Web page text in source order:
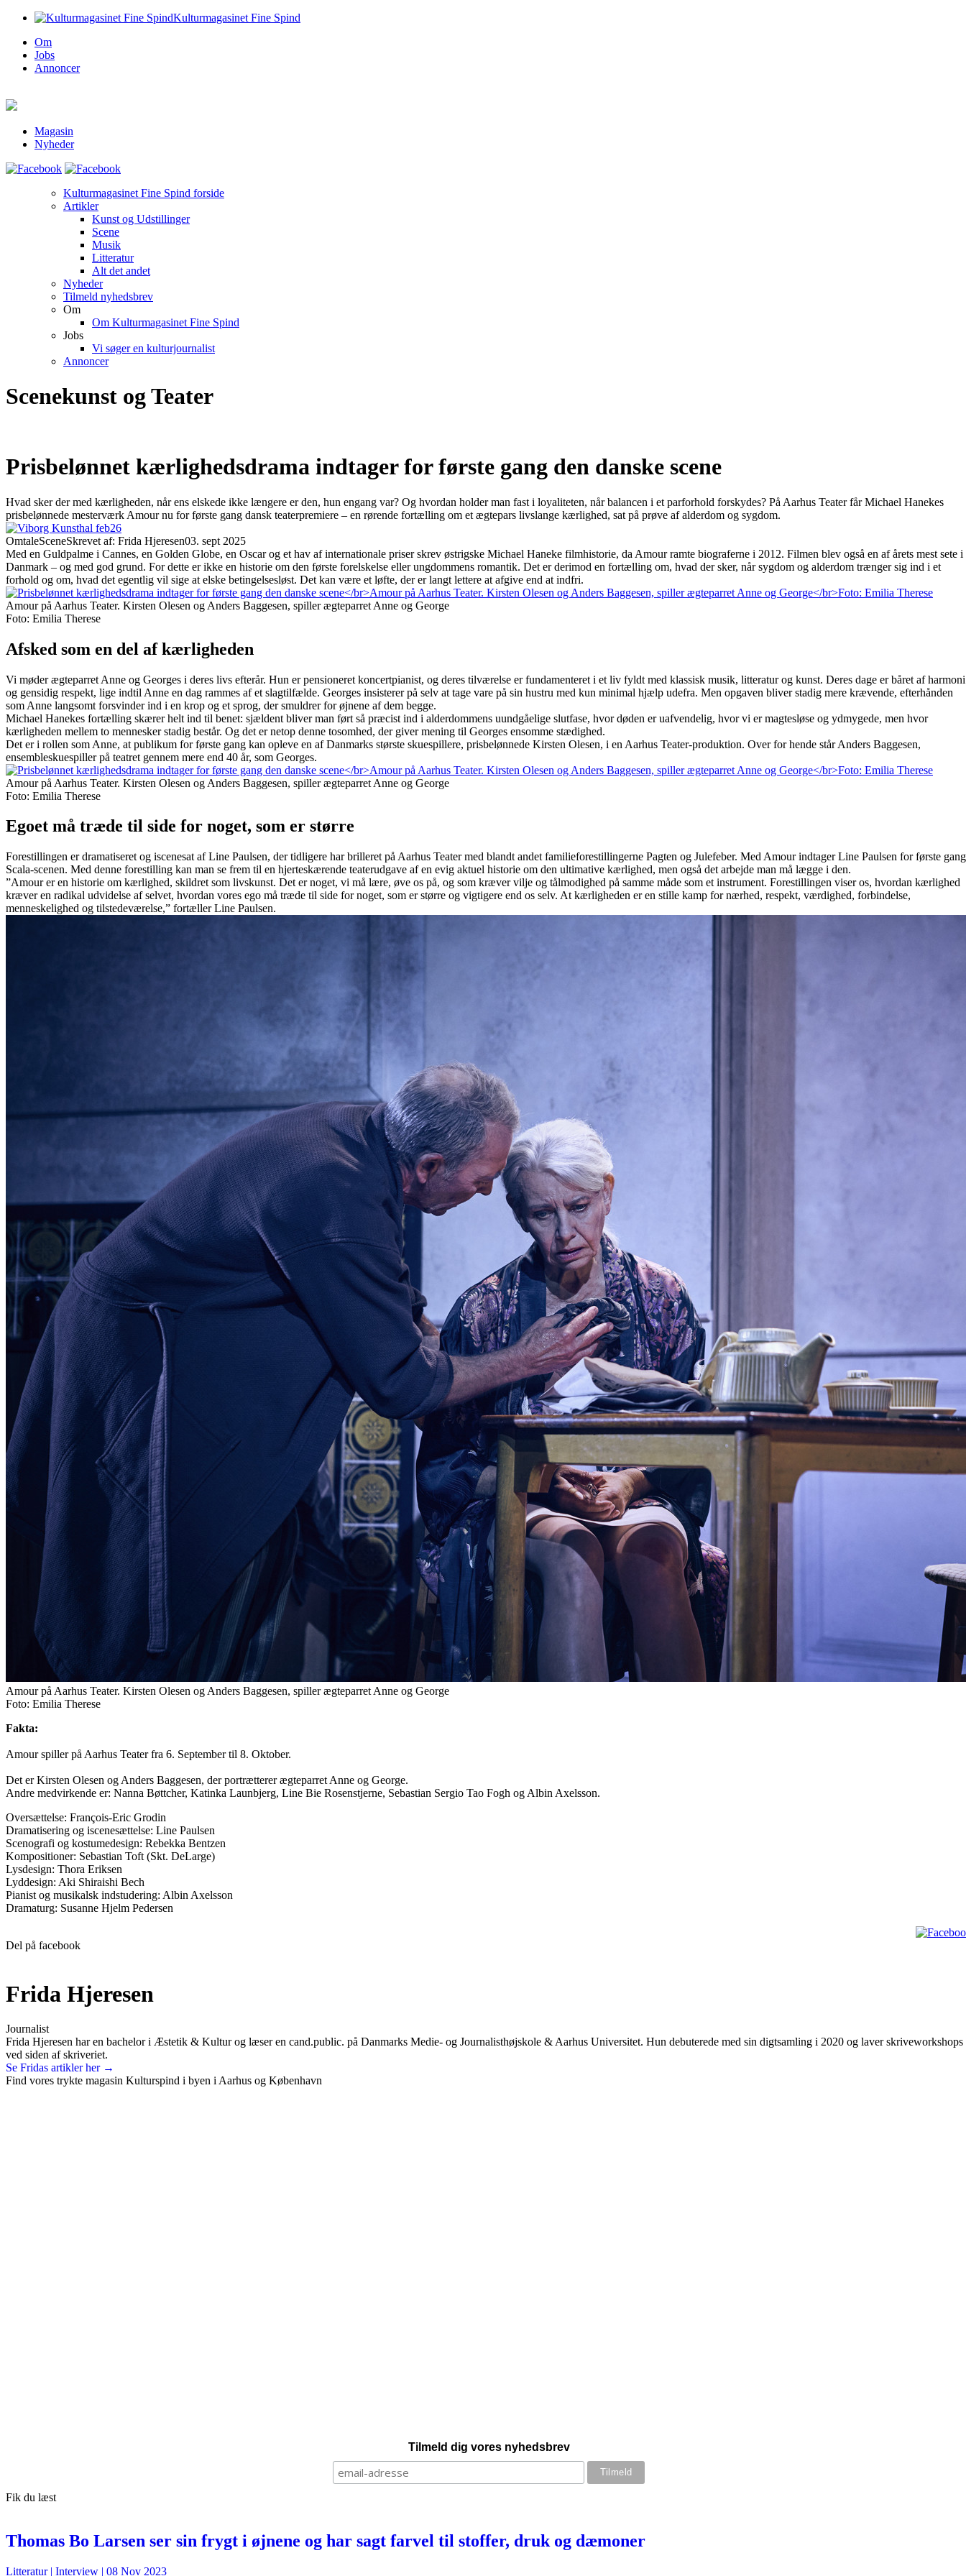
Kulturmagasinet Fine Spind
Om
Jobs
Annoncer
Magasin
Nyheder
Kulturmagasinet Fine Spind forside
Artikler
Kunst og Udstillinger
Scene
Musik
Litteratur
Alt det andet
Nyheder
Tilmeld nyhedsbrev
Om
Om Kulturmagasinet Fine Spind
Jobs
Vi søger en kulturjournalist
Annoncer
Scenekunst og Teater
Prisbelønnet kærlighedsdrama indtager for første gang den danske scene
Hvad sker der med kærligheden, når ens elskede ikke længere er den, hun engang var? Og hvordan holder man fast i loyaliteten, når balancen i et parforhold forskydes? På Aarhus Teater får Michael Hanekes
prisbelønnede mesterværk Amour nu for første gang dansk teaterpremiere – en rørende fortælling om et ægtepars livslange kærlighed, sat på prøve af alderdom og sygdom.
OmtaleSceneSkrevet af: Frida Hjeresen03. sept 2025
Med en Guldpalme i Cannes, en Golden Globe, en Oscar og et hav af internationale priser skrev østrigske Michael Haneke filmhistorie, da Amour ramte biograferne i 2012. Filmen blev også en af årets mest sete i
Danmark – og med god grund. For dette er ikke en historie om den første forelskelse eller ungdommens romantik. Det er derimod en fortælling om, hvad der sker, når sygdom og alderdom trænger sig ind i et
forhold og om, hvad det egentlig vil sige at elske betingelsesløst. Det kan være et løfte, der er langt lettere at afgive end at indfri.
Amour på Aarhus Teater. Kirsten Olesen og Anders Baggesen, spiller ægteparret Anne og George
Foto: Emilia Therese
Afsked som en del af kærligheden
Vi møder ægteparret Anne og Georges i deres livs efterår. Hun er pensioneret koncertpianist, og deres tilværelse er fundamenteret i et liv fyldt med klassisk musik, litteratur og kunst. Deres dage er båret af harmoni
og gensidig respekt, lige indtil Anne en dag rammes af et slagtilfælde. Georges insisterer på selv at tage vare på sin hustru med kun minimal hjælp udefra. Men opgaven bliver stadig mere krævende, efterhånden
som Anne langsomt forsvinder ind i en krop og et sprog, der smuldrer for øjnene af dem begge.
Michael Hanekes fortælling skærer helt ind til benet: sjældent bliver man ført så præcist ind i alderdommens uundgåelige slutfase, hvor døden er uafvendelig, hvor vi er magtesløse og ydmygede, men hvor
kærligheden mellem to mennesker stadig består. Og det er netop denne tosomhed, der giver mening til Georges ensomme stædighed.
Det er i rollen som Anne, at publikum for første gang kan opleve en af Danmarks største skuespillere, prisbelønnede Kirsten Olesen, i en Aarhus Teater-produktion. Over for hende står Anders Baggesen,
ensembleskuespiller på teatret gennem mere end 40 år, som Georges.
Amour på Aarhus Teater. Kirsten Olesen og Anders Baggesen, spiller ægteparret Anne og George
Foto: Emilia Therese
Egoet må træde til side for noget, som er større
Forestillingen er dramatiseret og iscenesat af Line Paulsen, der tidligere har brilleret på Aarhus Teater med blandt andet familieforestillingerne Pagten og Julefeber. Med Amour indtager Line Paulsen for første gang
Scala-scenen. Med denne forestilling kan man se frem til en hjerteskærende teaterudgave af en evig aktuel historie om den ultimative kærlighed, men også det arbejde man må lægge i den.
”Amour er en historie om kærlighed, skildret som livskunst. Det er noget, vi må lære, øve os på, og som kræver vilje og tålmodighed på samme måde som et instrument. Forestillingen viser os, hvordan kærlighed
kræver en radikal udvidelse af selvet, hvordan vores ego må træde til side for noget, som er større og vigtigere end os selv. At kærligheden er en stille kamp for nærhed, respekt, værdighed, forbindelse,
menneskelighed og tilstedeværelse,” fortæller Line Paulsen.
Amour på Aarhus Teater. Kirsten Olesen og Anders Baggesen, spiller ægteparret Anne og George
Foto: Emilia Therese
Fakta:
Amour spiller på Aarhus Teater fra 6. September til 8. Oktober.
Det er Kirsten Olesen og Anders Baggesen, der portrætterer ægteparret Anne og George.
Andre medvirkende er: Nanna Bøttcher, Katinka Launbjerg, Line Bie Rosenstjerne, Sebastian Sergio Tao Fogh og Albin Axelsson.
Oversættelse: François-Eric Grodin
Dramatisering og iscenesættelse: Line Paulsen
Scenografi og kostumedesign: Rebekka Bentzen
Kompositioner: Sebastian Toft (Skt. DeLarge)
Lysdesign: Thora Eriksen
Lyddesign: Aki Shiraishi Bech
Pianist og musikalsk indstudering: Albin Axelsson
Dramaturg: Susanne Hjelm Pedersen
Del på facebook
Frida Hjeresen
Journalist
Frida Hjeresen har en bachelor i Æstetik & Kultur og læser en cand.public. på Danmarks Medie- og Journalisthøjskole & Aarhus Universitet. Hun debuterede med sin digtsamling i 2020 og laver skriveworkshops
ved siden af skriveriet.
Se Fridas artikler her →
Find vores trykte magasin Kulturspind i byen i Aarhus og København
Tilmeld dig vores nyhedsbrev
Fik du læst
Thomas Bo Larsen ser sin frygt i øjnene og har sagt farvel til stoffer, druk og dæmoner
Litteratur| Interview | 08 Nov 2023